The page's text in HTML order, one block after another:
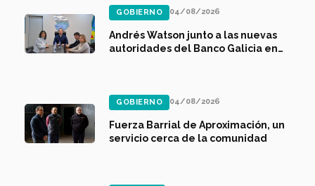
GOBIERNO 04/08/2026
Andrés Watson junto a las nuevas
autoridades del Banco Galicia en
GOBIERNO 04/08/2026
Fuerza Barrial de Aproximación, un
servicio cerca de la comunidad